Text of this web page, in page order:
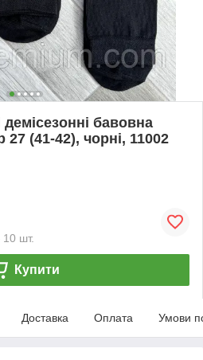
бавовна
(41-42), чорні, 11002
шт.
Купити
Доставка Оплата Умови